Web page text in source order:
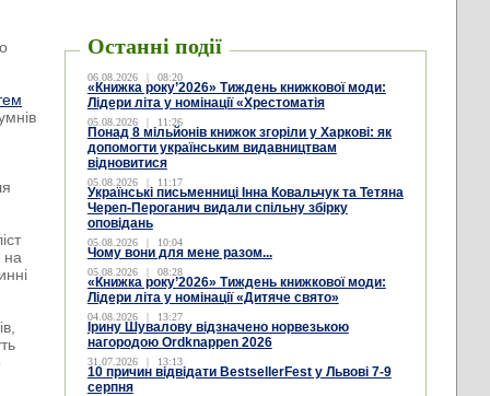
на
Останні події
06.08.2026 | 08:20
«Книжка року’2026» Тиждень книжкової моди:
Лідери літа у номінації «Хрестоматія
05.08.2026 | 11:26
Понад 8 мільйонів книжок згоріли у Харкові: як
допомогти українським видавництвам
відновитися
05.08.2026 | 11:17
Українські письменниці Інна Ковальчук та Тетяна
Череп-Пероганич видали спільну збірку
оповідань
05.08.2026 | 10:04
Чому вони для мене разом...
05.08.2026 | 08:28
«Книжка року’2026» Тиждень книжкової моди:
Лідери літа у номінації «Дитяче свято»
04.08.2026 | 13:27
Ірину Шувалову відзначено норвезькою
нагородою Ordknappen 2026
31.07.2026 | 13:13
10 причин відвідати BestsellerFest у Львові 7-9
серпня